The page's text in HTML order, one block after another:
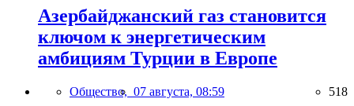
Азербайджанский газ становится
ключом к энергетическим
амбициям Турции в Европе
Общество, 07 августа, 08:59 518